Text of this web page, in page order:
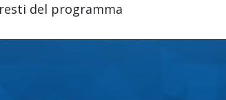
del programma